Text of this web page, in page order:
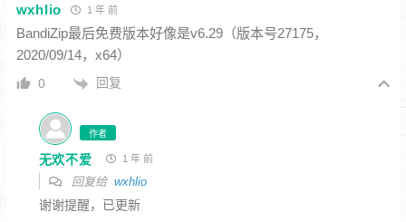
wxhlio 1 年 前
BandiZip最后免费版本好像是v6.29（版本号27175，
2020/09/14，x64）
0 回复
作者
无欢不爱 1 年 前
回复给 wxhlio
谢谢提醒，已更新